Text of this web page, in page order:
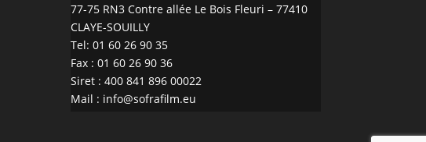
77-75 RN3 Contre allée Le Bois Fleuri – 77410
CLAYE-SOUILLY
Tel: 01 60 26 90 35
Fax : 01 60 26 90 36
Siret : 400 841 896 00022
Mail : info@sofrafilm.eu